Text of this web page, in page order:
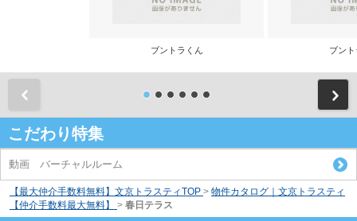
ブントラくん ブン
こだわり特集
動画 バーチャルルーム
【最大仲介手数料無料】文京トラスティTOP > 物件カタログ｜文京トラスティ
【仲介手数料最大無料】
> 春日テラス